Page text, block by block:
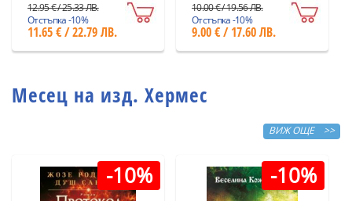
12.95 € / 25.33 ЛВ.
Отстъпка -10%
11.65 € / 22.79 ЛВ.
10.00 € / 19.56 ЛВ.
Отстъпка -10%
9.00 € / 17.60 ЛВ.
Месец на изд. Хермес
ВИЖ ОЩЕ >>
-10% -10%